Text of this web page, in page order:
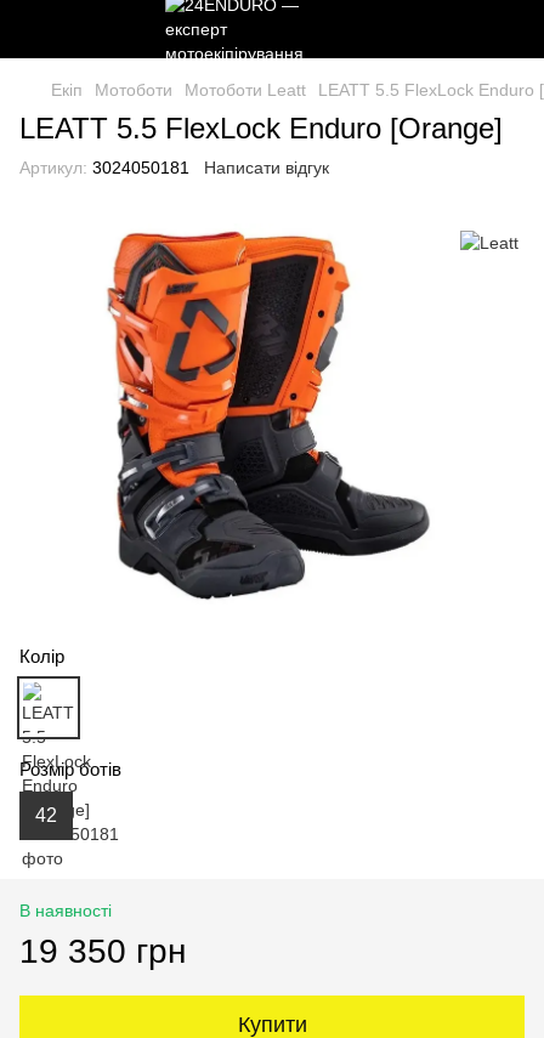
Екіп Мотоботи Мотоботи Leatt LEATT 5.5 FlexLock Enduro
LEATT 5.5 FlexLock Enduro [Orange]
Артикул: 3024050181 Написати відгук
Колір
Розмір ботів
42
В наявності
19 350 грн
Купити